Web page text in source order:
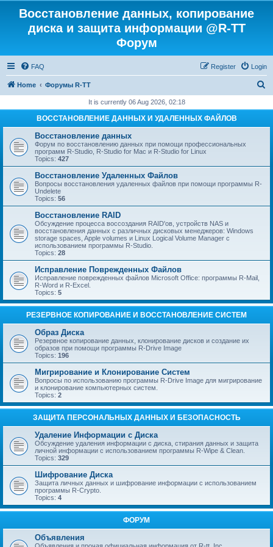
Восстановление данных, копирование
диска и защита информации @R-TT
Форум
FAQ Login
Register
Home Форумы R-TT
r
It is currently 06 Aug 2026, 02:18
ВОССТАНОВЛЕНИЕ ДАННЫХ И УДАЛЕННЫХ ФАЙЛОВ
Восстановление данных
Форум по восстановлению данных при помощи профессиональных
программ R-Studio, R-Studio for Mac и R-Studio for Linux
Topics: 427
Восстановление Удаленных Файлов
Вопросы восстановления удаленных файлов при помощи программы R-
Undelete
Topics: 56
Восстановление RAID
Обсуждение процесса воссоздания RAID'ов, устройств NAS и
восстановления данных с различных дисковых менеджеров: Windows
storage spaces, Apple volumes и Linux Logical Volume Manager с
использованием программы R-Studio.
Topics: 28
Исправление Поврежденных Файлов
Исправление поврежденных файлов Microsoft Office: программы R-Mail,
R-Word и R-Excel.
Topics: 5
РЕЗЕРВНОЕ КОПИРОВАНИЕ И ВОССТАНОВЛЕНИЕ СИСТЕМ
Образ Диска
Резервное копирование данных, клонирование дисков и создание их
образов при помощи программы R-Drive Image
Topics: 196
Мигрирование и Клонирование Систем
Вопросы по использованию программы R-Drive Image для мигрирование
и клонирование компьютерных систем.
Topics: 2
ЗАЩИТА ПЕРСОНАЛЬНЫХ ДАННЫХ И БЕЗОПАСНОСТЬ
Удаление Информации с Диска
Обсуждение удаления информации с диска, стирания данных и защита
личной информации с использованием программы R-Wipe & Clean.
Topics: 329
Шифрование Диска
Защита личных данных и шифрование информации с использованием
программы R-Crypto.
Topics: 4
ФОРУМ
Объявления